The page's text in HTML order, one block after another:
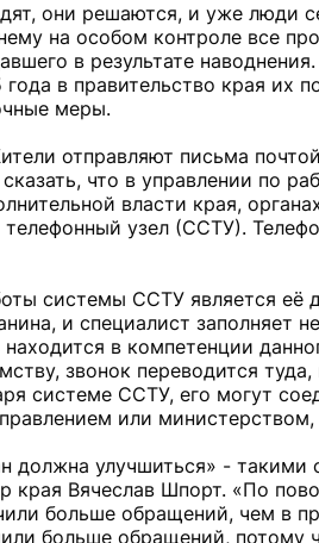
они решаются, и уже люди
на особом контроле все
в результате
в правительство края их
меры.
отправляют письма
что в управлении по
власти края,
узел (ССТУ).
системы ССТУ является её
и специалист заполняет
в компетенции
звонок переводится
системе ССТУ, его могут
или
улучшиться» - такими
края Вячеслав Шпорт. «По
больше обращений, чем в
больше обращений, потому